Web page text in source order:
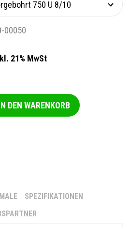
00050
21% MwSt
DEN WARENKORB
SPEZIFIKATIONEN